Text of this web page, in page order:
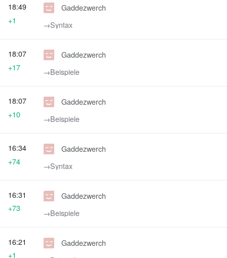
Gaddezwerch
→‎Syntax
18:49
+1
Gaddezwerch
→‎Beispiele
18:07
+17
Gaddezwerch
→‎Beispiele
18:07
+10
Gaddezwerch
→‎Syntax
16:34
+74
Gaddezwerch
→‎Beispiele
16:31
+73
Gaddezwerch
16:21
+1